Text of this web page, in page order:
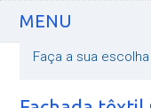
MENU
Faça a sua escolha